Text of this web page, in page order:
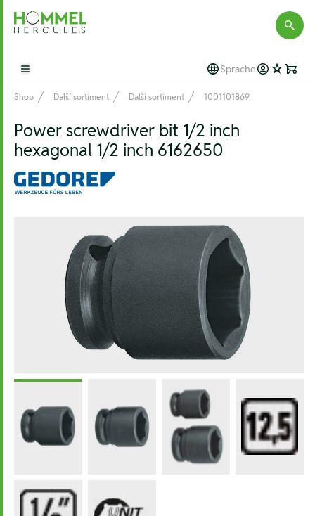
Hommel Hercules
Open main menu Sprache
Shop Další sortiment Další sortiment 1001101869
Power screwdriver bit 1/2 inch
hexagonal 1/2 inch 6162650